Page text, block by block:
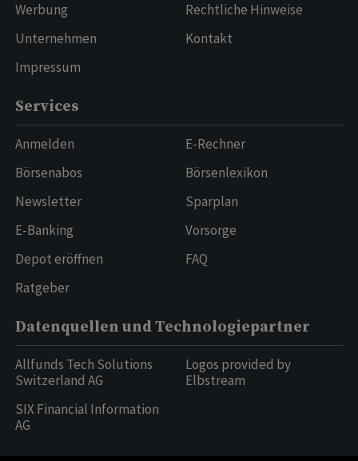
Werbung
Unternehmen
Impressum
Rechtliche Hinweise
Kontakt
Services
Anmelden
Börsenabos
Newsletter
E-Banking
Depot eröffnen
Ratgeber
E-Rechner
Börsenlexikon
Sparplan
Vorsorge
FAQ
Datenquellen und Technologiepartner
Allfunds Tech Solutions
Switzerland AG
SIX Financial Information
AG
Logos provided by
Elbstream